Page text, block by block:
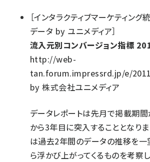
［インタラクティブマーケティング
データ by ユニメディア］
流入元別コンバージョン指標
http://web-
tan.forum.impressrd.jp/e/
by株式会社ユニメディア
データレポートは先月で掲載期間
から3年目に突入することとなり
は過去2年間のデータの推移を一
ら浮かび上がってくるものを考察し